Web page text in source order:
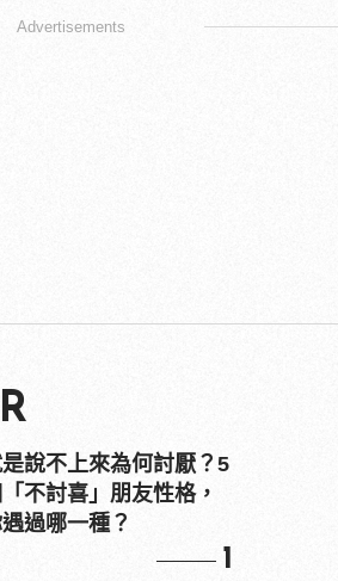
Advertisements
說不上來為何討厭？5
不討喜」朋友性格，
過哪一種？
1